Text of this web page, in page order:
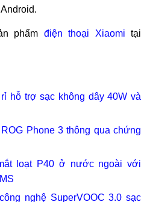
phẩm điện thoại Xiaomi tại
hỗ trợ sạc không dây 40W và
Phone 3 thông qua chứng
loạt P40 ở nước ngoài với
nghệ SuperVOOC 3.0 sạc